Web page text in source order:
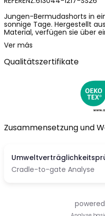
Jungen-Bermudashorts in
sonnige Tage. Hergestellt
Material, verfügen sie über
verstellbaren Bund für eine
Spiel und tägliche
Jahren, lassen sie sich
einen sommerlichen und
Ver más
Qualitätszertifikate
Zusammensetzung und